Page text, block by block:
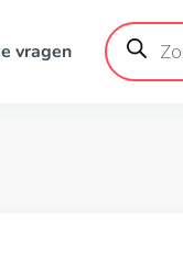
vragen
Products
search